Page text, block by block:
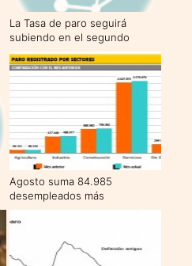
La Tasa de paro seguirá
subiendo en el segundo
semestre
Agosto suma 84.985
desempleados más